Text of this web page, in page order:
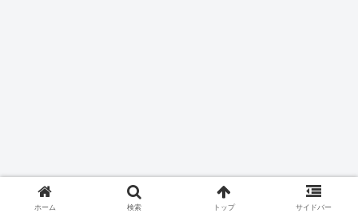
ホーム 検索 トップ サイドバー